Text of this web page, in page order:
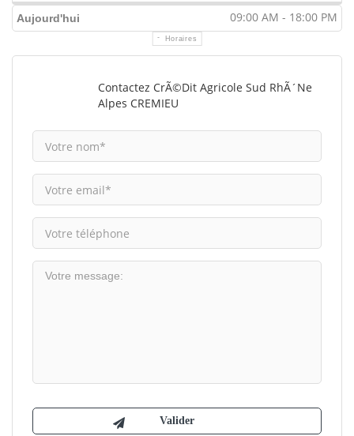
Aujourd'hui 09:00 AM - 18:00 PM
Horaires
Contactez CrÃ©dit Agricole Sud RhÃ´ne
Alpes CREMIEU